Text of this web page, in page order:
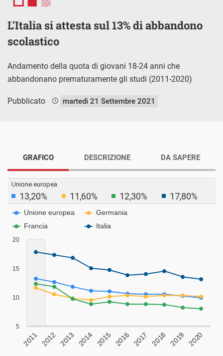
L’Italia si attesta sul 13% di abbandono
scolastico
Andamento della quota di giovani 18-24 anni che
abbandonano prematuramente gli studi (2011-2020)
Pubblicato martedì 21 Settembre 2021
GRAFICO DESCRIZIONE DA SAPERE